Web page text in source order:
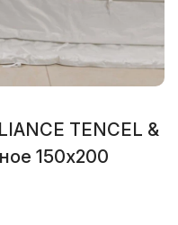
TENCEL &
150х200